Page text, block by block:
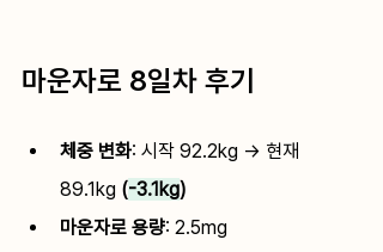
마운자로 8일차 후기
체중 변화: 시작 92.2kg → 현재
89.1kg (-3.1kg)
마운자로 용량: 2.5mg